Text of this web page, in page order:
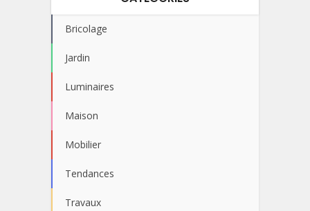
Bricolage
Jardin
Luminaires
Maison
Mobilier
Tendances
Travaux